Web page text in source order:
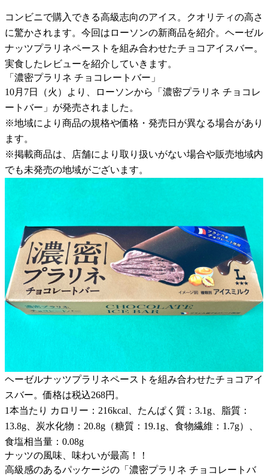
コンビニで購入できる高級志向のアイス。クオリティの高さ
に驚かされます。今回はローソンの新商品を紹介。ヘーゼル
ナッツプラリネペーストを組み合わせたチョコアイスバー。
実食したレビューを紹介していきます。
「濃密プラリネ チョコレートバー」
10月7日（火）より、ローソンから「濃密プラリネ チョコレ
ートバー」が発売されました。
※地域により商品の規格や価格・発売日が異なる場合があり
ます。
※掲載商品は、店舗により取り扱いがない場合や販売地域内
でも未発売の地域がございます。
ヘーゼルナッツプラリネペーストを組み合わせたチョコアイ
スバー。価格は税込268円。
1本当たり カロリー：216kcal、たんぱく質：3.1g、脂質：
13.8g、炭水化物：20.8g（糖質：19.1g、食物繊維：1.7g）、
食塩相当量：0.08g
ナッツの風味、味わいが最高！！
高級感のあるパッケージの「濃密プラリネ チョコレートバ